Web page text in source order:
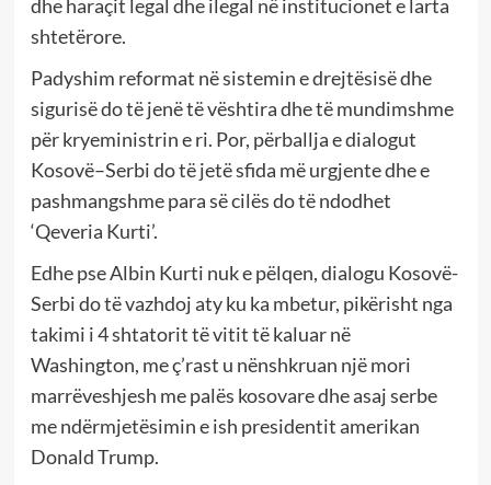
dhe haraçit legal dhe ilegal në institucionet e larta
shtetërore.
Padyshim reformat në sistemin e drejtësisë dhe
sigurisë do të jenë të vështira dhe të mundimshme
për kryeministrin e ri. Por, përballja e dialogut
Kosovë–Serbi do të jetë sfida më urgjente dhe e
pashmangshme para së cilës do të ndodhet
‘Qeveria Kurti’.
Edhe pse Albin Kurti nuk e pëlqen, dialogu Kosovë-
Serbi do të vazhdoj aty ku ka mbetur, pikërisht nga
takimi i 4 shtatorit të vitit të kaluar në
Washington, me ç’rast u nënshkruan një mori
marrëveshjesh me palës kosovare dhe asaj serbe
me ndërmjetësimin e ish presidentit amerikan
Donald Trump.